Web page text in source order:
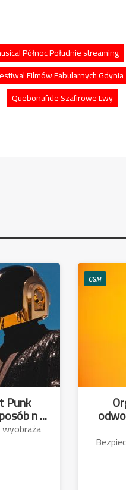
Północ Południe streaming
Filmów Fabularnych Gdynia
Quebonafide Szafirowe Lwy
Punk
n ...
CGM